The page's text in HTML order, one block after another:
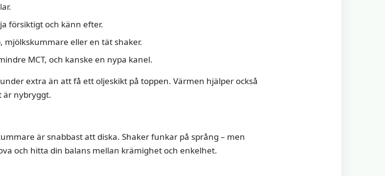
försiktigt och känn efter.
mjölkskummare eller en tät shaker.
MCT, och kanske en nypa kanel.
extra än att få ett oljeskikt på toppen. Värmen hjälper också
är nybryggt.
är snabbast att diska. Shaker funkar på språng – men
och hitta din balans mellan krämighet och enkelhet.